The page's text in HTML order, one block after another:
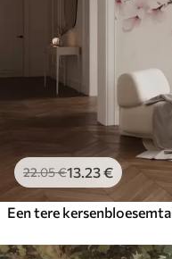
22.05€13 .23€